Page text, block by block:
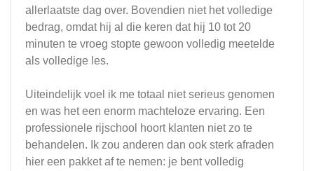
allerlaatste dag over. Bovendien niet het volledige
bedrag, omdat hij al die keren dat hij 10 tot 20
minuten te vroeg stopte gewoon volledig meetelde
als volledige les.
Uiteindelijk voel ik me totaal niet serieus genomen
en was het een enorm machteloze ervaring. Een
professionele rijschool hoort klanten niet zo te
behandelen. Ik zou anderen dan ook sterk afraden
hier een pakket af te nemen: je bent volledig